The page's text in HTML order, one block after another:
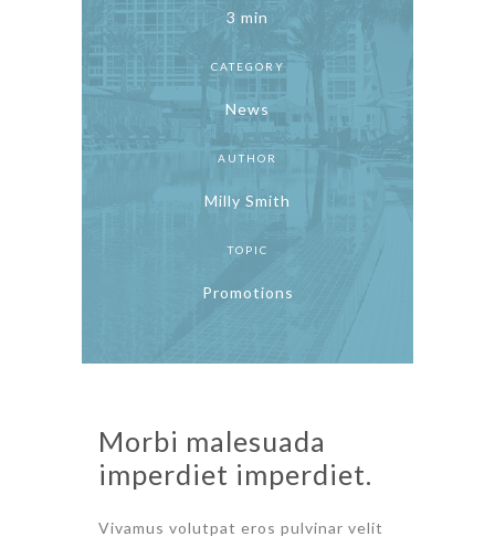
3 min
CATEGORY
News
AUTHOR
Milly Smith
TOPIC
Promotions
Morbi malesuada
imperdiet imperdiet.
Vivamus volutpat eros pulvinar velit